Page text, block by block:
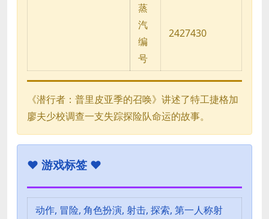
蒸
汽
编
号
2427430
《潜行者：普里皮亚季的召唤》讲述了特工捷格加
廖夫少校调查一支失踪探险队命运的故事。
♥ 游戏标签 ♥
动作, 冒险, 角色扮演, 射击, 探索, 第一人称射